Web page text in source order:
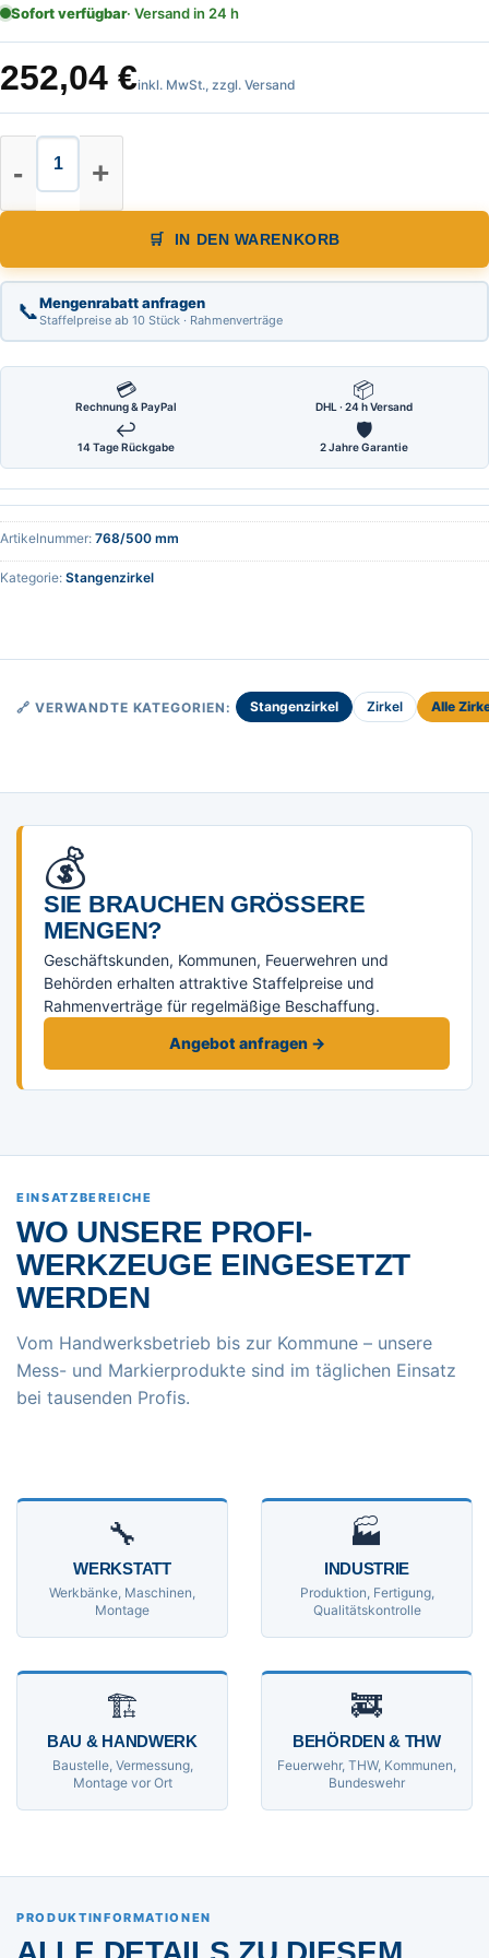
Sofort verfügbar· Versand in 24 h
252,04 €inkl. MwSt., zzgl. Versand
Stangenzirkel mm - Teilung und
IN DEN WARENKORB
📞Mengenrabatt anfragen
Staffelpreise ab 10 Stück · Rahmenverträge
💳
Rechnung & PayPal
📦
DHL · 24 h Versand
↩
14 Tage Rückgabe
🛡
2 Jahre Garantie
Artikelnummer: 768/500 mm
Kategorie: Stangenzirkel
🔗 VERWANDTE KATEGORIEN: Stangenzirkel Zirkel Alle
💰
SIE BRAUCHEN GRÖSSERE M
ENGEN?
Geschäftskunden, Kommunen, Feuerwehren und
Behörden erhalten attraktive Staffelpreise und
Rahmenverträge für regelmäßige Beschaffung.
Angebot anfragen →
EINSATZBEREICHE
WO UNSERE PROFI-
WERKZEUGE EINGESETZT
WERDEN
Vom Handwerksbetrieb bis zur Kommune – unsere
Mess- und Markierprodukte sind im täglichen Einsatz
bei tausenden Profis.
🔧
WERKSTATT
Werkbänke, Maschinen,
Montage
🏭
INDUSTRIE
Produktion, Fertigung,
Qualitätskontrolle
🏗
BAU & HANDWERK
Baustelle, Vermessung,
Montage vor Ort
🚒
BEHÖRDEN & THW
Feuerwehr, THW, Kommunen,
Bundeswehr
PRODUKTINFORMATIONEN